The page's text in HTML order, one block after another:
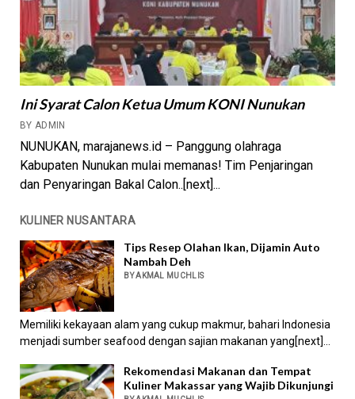
Ini Syarat Calon Ketua Umum KONI Nunukan
BY ADMIN
NUNUKAN, marajanews.id – Panggung olahraga
Kabupaten Nunukan mulai memanas! Tim Penjaringan
dan Penyaringan Bakal Calon..[next]...
KULINER NUSANTARA
Tips Resep Olahan Ikan, Dijamin Auto
Nambah Deh
BY AKMAL MUCHLIS
Memiliki kekayaan alam yang cukup makmur, bahari Indonesia
menjadi sumber seafood dengan sajian makanan yang[next]...
Rekomendasi Makanan dan Tempat
Kuliner Makassar yang Wajib Dikunjungi